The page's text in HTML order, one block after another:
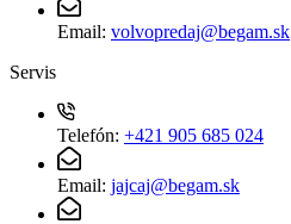
Email: volvopredaj@begam.sk
Servis
Telefón: +421 905 685 024
Email: jajcaj@begam.sk